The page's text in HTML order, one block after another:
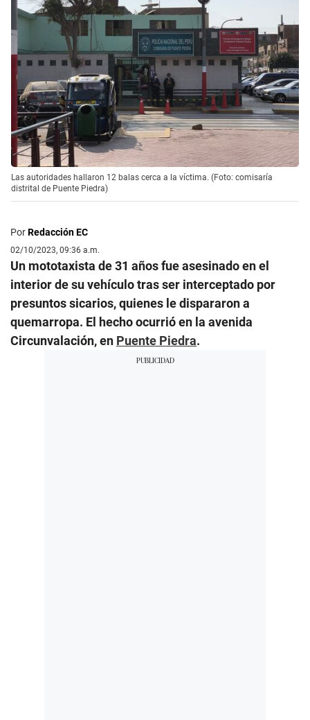
Las autoridades hallaron 12 balas cerca a la víctima. (Foto: comisaría
distrital de Puente Piedra)
PorRedacción EC
02/10/2023, 09:36 a.m.
Un mototaxista de 31 años fue asesinado en el
interior de su vehículo tras ser interceptado por
presuntos sicarios, quienes le dispararon a
quemarropa. El hecho ocurrió en la avenida
Circunvalación, en Puente Piedra.